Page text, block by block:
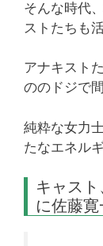
そんな時代
ストたちも
アナキスト
ののドジで
純粋な女力
たなエネル
キャス
に佐藤寛